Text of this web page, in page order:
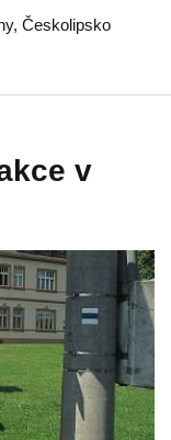
, Českolipsko
v